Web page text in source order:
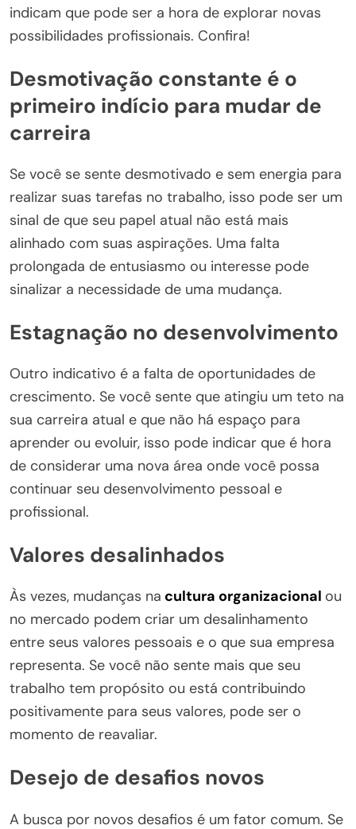
indicam que pode ser a hora de explorar novas
possibilidades profissionais. Confira!
Desmotivação constante é o
primeiro indício para mudar de
carreira
Se você se sente desmotivado e sem energia para
realizar suas tarefas no trabalho, isso pode ser um
sinal de que seu papel atual não está mais
alinhado com suas aspirações. Uma falta
prolongada de entusiasmo ou interesse pode
sinalizar a necessidade de uma mudança.
Estagnação no desenvolvimento
Outro indicativo é a falta de oportunidades de
crescimento. Se você sente que atingiu um teto na
sua carreira atual e que não há espaço para
aprender ou evoluir, isso pode indicar que é hora
de considerar uma nova área onde você possa
continuar seu desenvolvimento pessoal e
profissional.
Valores desalinhados
Às vezes, mudanças na cultura organizacional ou
no mercado podem criar um desalinhamento
entre seus valores pessoais e o que sua empresa
representa. Se você não sente mais que seu
trabalho tem propósito ou está contribuindo
positivamente para seus valores, pode ser o
momento de reavaliar.
Desejo de desafios novos
A busca por novos desafios é um fator comum. Se